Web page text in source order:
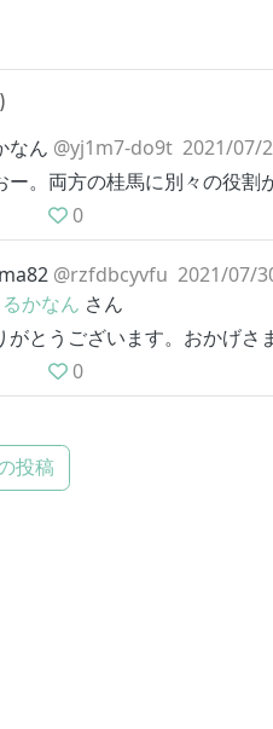
)
なん @yj1m7-do9t 2021/07/
ー。両方の桂馬に別々の役割
0
@rzfdbcyvfu 2021/07/
るかなん さん
がとうございます。おかげさ
0
投稿